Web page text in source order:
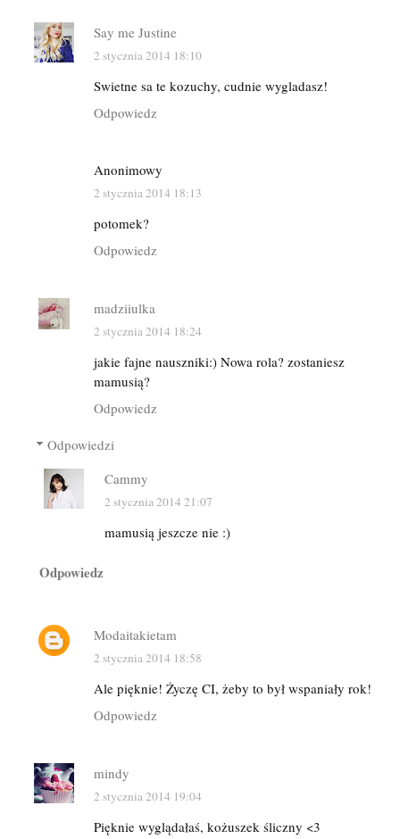
Say me Justine
2 stycznia 2014 18:10
Swietne sa te kozuchy, cudnie wygladasz!
Odpowiedz
Anonimowy
2 stycznia 2014 18:13
potomek?
Odpowiedz
madziiulka
2 stycznia 2014 18:24
jakie fajne nauszniki:) Nowa rola? zostaniesz
mamusią?
Odpowiedz
Odpowiedzi
Cammy
2 stycznia 2014 21:07
mamusią jeszcze nie :)
Odpowiedz
Modaitakietam
2 stycznia 2014 18:58
Ale pięknie! Życzę CI, żeby to był wspaniały rok!
Odpowiedz
mindy
2 stycznia 2014 19:04
Pięknie wyglądałaś, kożuszek śliczny <3